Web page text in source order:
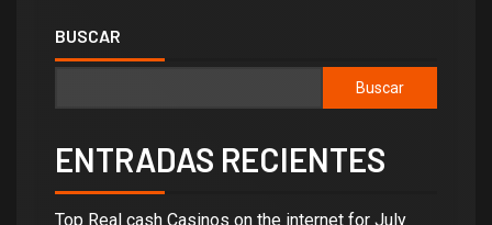
BUSCAR
Buscar
ENTRADAS RECIENTES
Top Real cash Casinos on the internet for July